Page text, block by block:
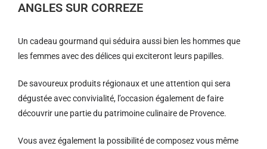
ANGLES SUR CORREZE
Un cadeau gourmand qui séduira aussi bien les hommes que
les femmes avec des délices qui exciteront leurs papilles.
De savoureux produits régionaux et une attention qui sera
dégustée avec convivialité, l’occasion également de faire
découvrir une partie du patrimoine culinaire de Provence.
Vous avez également la possibilité de composez vous même